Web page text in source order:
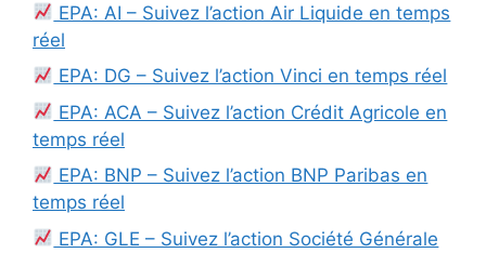
EPA: AI – Suivez l’action Air Liquide en temps
réel
EPA: DG – Suivez l’action Vinci en temps réel
EPA: ACA – Suivez l’action Crédit Agricole en
temps réel
EPA: BNP – Suivez l’action BNP Paribas en
temps réel
EPA: GLE – Suivez l’action Société Générale